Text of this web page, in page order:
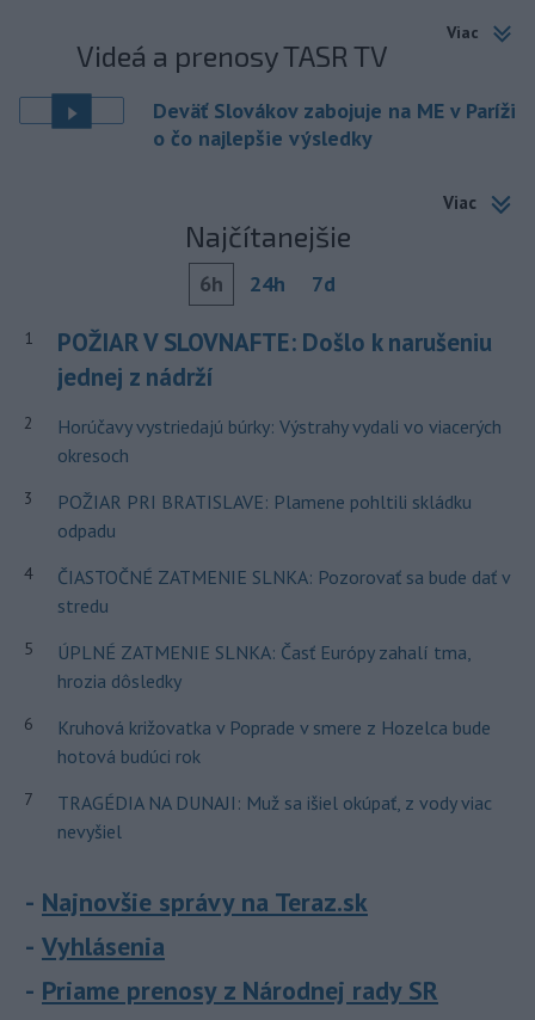
Viac
Videá a prenosy TASR TV
Deväť Slovákov zabojuje na ME v Paríži
o čo najlepšie výsledky
Viac
Najčítanejšie
6h 24h 7d
1
POŽIAR V SLOVNAFTE: Došlo k narušeniu
jednej z nádrží
2
Horúčavy vystriedajú búrky: Výstrahy vydali vo viacerých
okresoch
3
POŽIAR PRI BRATISLAVE: Plamene pohltili skládku
odpadu
4
ČIASTOČNÉ ZATMENIE SLNKA: Pozorovať sa bude dať v
stredu
5
ÚPLNÉ ZATMENIE SLNKA: Časť Európy zahalí tma,
hrozia dôsledky
6
Kruhová križovatka v Poprade v smere z Hozelca bude
hotová budúci rok
7
TRAGÉDIA NA DUNAJI: Muž sa išiel okúpať, z vody viac
nevyšiel
Najnovšie správy na Teraz.sk
Vyhlásenia
Priame prenosy z Národnej rady SR